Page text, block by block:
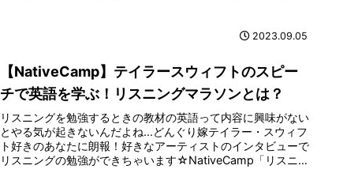
2023.09.05
【NativeCamp】テイラースウィフトのスピー
チで英語を学ぶ！リスニングマラソンとは？
リスニングを勉強するときの教材の英語って内容に興味がない
とやる気が起きないんだよね...どんぐり嫁テイラー・スウィフ
ト好きのあなたに朗報！好きなアーティストのインタビューで
リスニングの勉強ができちゃいます☆NativeCamp「リスニン